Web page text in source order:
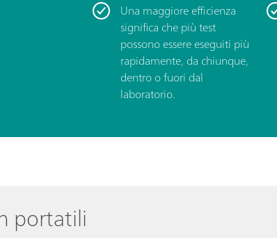
Una maggiore efficienza
significa che più test
possono essere eseguiti più
rapidamente, da chiunque,
dentro o fuori dal
laboratorio.
portatili